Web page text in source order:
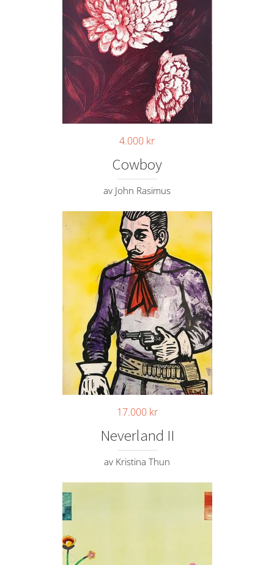
4.000 kr
Cowboy
av John Rasimus
17.000 kr
Neverland II
av Kristina Thun